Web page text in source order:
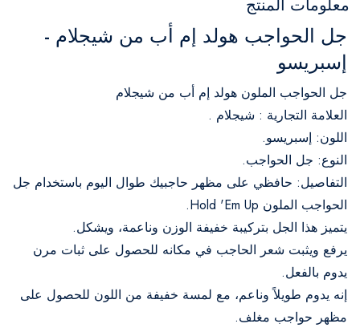
معلومات المنتج
جل الحواجب هولد إم أب من شيجلام -
إسبريسو
جل الحواجب الملون هولد إم أب من شيجلام
العلامة التجارية : شيجلام .
اللون: إسبريسو.
النوع: جل الحواجب.
التفاصيل: حافظي على مظهر حاجبيك طوال اليوم باستخدام جل
الحواجب الملون Hold 'Em Up.
يتميز هذا الجل بتركيبة خفيفة الوزن وناعمة، ويشكل.
يرفع ويثبت شعر الحاجب في مكانه للحصول على ثبات مرن
يدوم بالفعل.
إنه يدوم طويلاً وناعم، مع لمسة خفيفة من اللون للحصول على
مظهر حواجب مغلف.